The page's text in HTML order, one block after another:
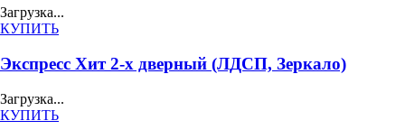
Загрузка...
КУПИТЬ
Экспресс Хит 2-х дверный (ЛДСП, Зеркало)
Загрузка...
КУПИТЬ